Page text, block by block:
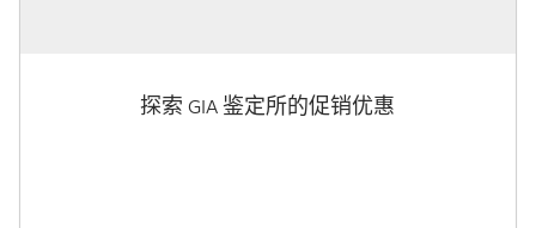
探索 GIA 鉴定所的促销优惠